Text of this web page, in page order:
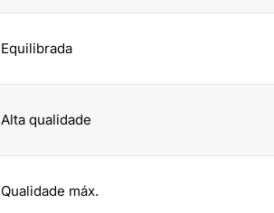
Equilibrada
Alta qualidade
Qualidade máx.